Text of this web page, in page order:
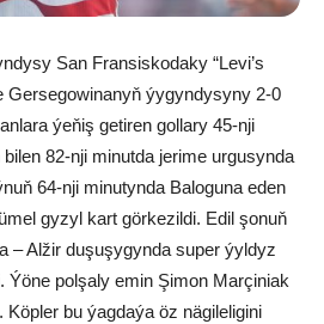
San Fransiskodaky “Levi’s
Gersegowinanyň ýygyndysyny 2-0
ýeňiş getiren gollary 45-nji
82-nji minutda jerime urgusynda
64-nji minutynda Baloguna eden
gyzyl kart görkezildi. Edil şonuň
– Alžir duşuşygynda super ýyldyz
Ýöne polşaly emin Şimon Marçiniak
bu ýagdaýa öz nägileligini